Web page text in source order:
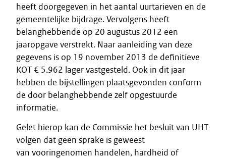
heeft doorgegeven in het aantal uurtarieven en de
gemeentelijke bijdrage. Vervolgens heeft
belanghebbende op 20 augustus 2012 een
jaaropgave verstrekt. Naar aanleiding van deze
gegevens is op 19 november 2013 de definitieve
KOT € 5.962 lager vastgesteld. Ook in dit jaar
hebben de bijstellingen plaatsgevonden conform
de door belanghebbende zelf opgestuurde
informatie.
Gelet hierop kan de Commissie het besluit van UHT
volgen dat geen sprake is geweest
van vooringenomen handelen, hardheid of